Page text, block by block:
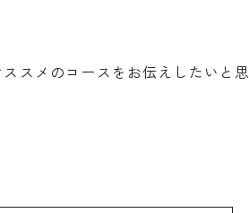
スメのコースをお伝えしたいと思